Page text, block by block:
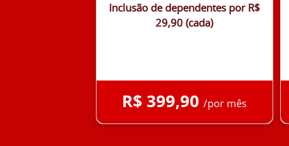
Inclusão de dependentes por R$
29,90 (cada)
R$ 399,90 /por mês